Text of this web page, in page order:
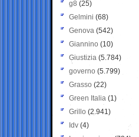
g8 (25)
Gelmini (68)
Genova (542)
Giannino (10)
Giustizia (5.784)
governo (5.799)
Grasso (22)
Green Italia (1)
Grillo (2.941)
Idv (4)